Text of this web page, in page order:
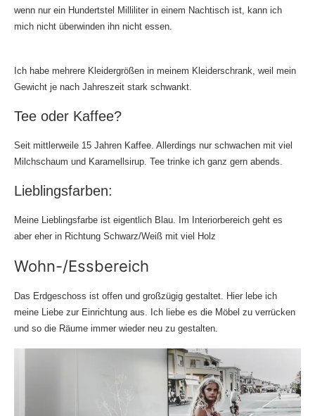
wenn nur ein Hundertstel Milliliter in einem Nachtisch ist, kann ich
mich nicht überwinden ihn nicht essen.
Ich habe mehrere Kleidergrößen in meinem Kleiderschrank, weil mein
Gewicht je nach Jahreszeit stark schwankt.
Tee oder Kaffee?
Seit mittlerweile 15 Jahren Kaffee. Allerdings nur schwachen mit viel
Milchschaum und Karamellsirup. Tee trinke ich ganz gern abends.
Lieblingsfarben:
Meine Lieblingsfarbe ist eigentlich Blau. Im Interiorbereich geht es
aber eher in Richtung Schwarz/Weiß mit viel Holz
Wohn-/Essbereich
Das Erdgeschoss ist offen und großzügig gestaltet. Hier lebe ich
meine Liebe zur Einrichtung aus. Ich liebe es die Möbel zu verrücken
und so die Räume immer wieder neu zu gestalten.